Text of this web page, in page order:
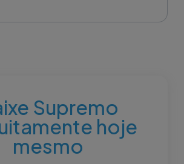
Supremo
hoje
mesmo